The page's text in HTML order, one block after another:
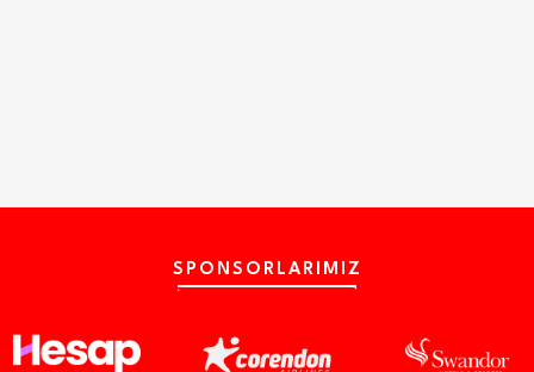
SPONSORLARIMIZ